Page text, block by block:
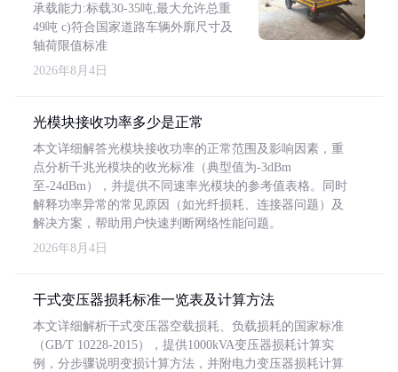
承载能力:标载30-35吨,最大允许总重
49吨 c)符合国家道路车辆外廓尺寸及
轴荷限值标准
2026年8月4日
光模块接收功率多少是正常
本文详细解答光模块接收功率的正常范围及影响因素，重
点分析千兆光模块的收光标准（典型值为-3dBm
至-24dBm），并提供不同速率光模块的参考值表格。同时
解释功率异常的常见原因（如光纤损耗、连接器问题）及
解决方案，帮助用户快速判断网络性能问题。
2026年8月4日
干式变压器损耗标准一览表及计算方法
本文详细解析干式变压器空载损耗、负载损耗的国家标准
（GB/T 10228-2015），提供1000kVA变压器损耗计算实
例，分步骤说明变损计算方法，并附电力变压器损耗计算